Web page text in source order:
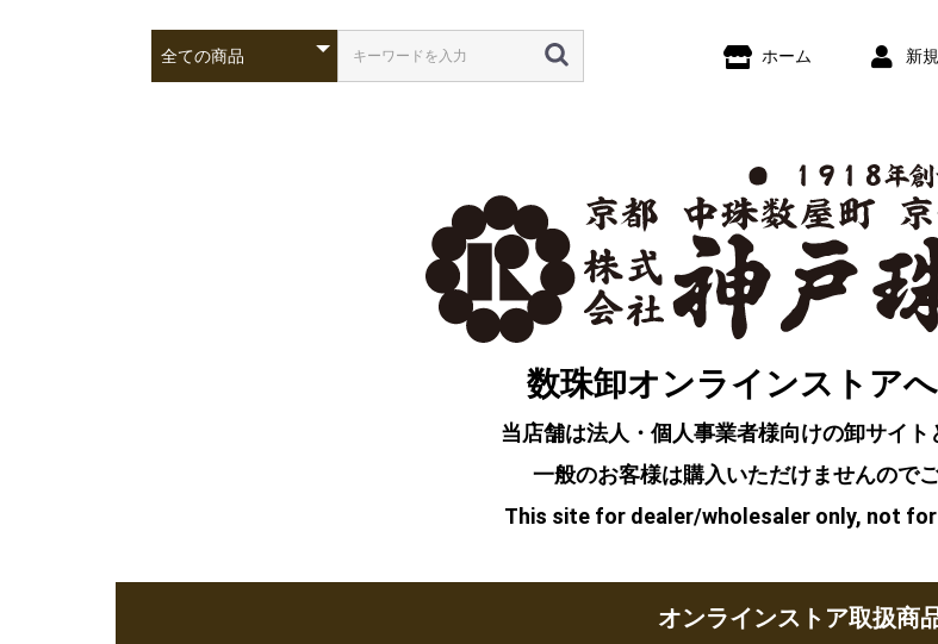
ホーム 新
数珠卸オンラインストア
当店舗は法人・個人事業者様向けの卸サイ
一般のお客様は購入いただけませんので
This site for dealer/wholesaler only, not
オンラインストア取扱商